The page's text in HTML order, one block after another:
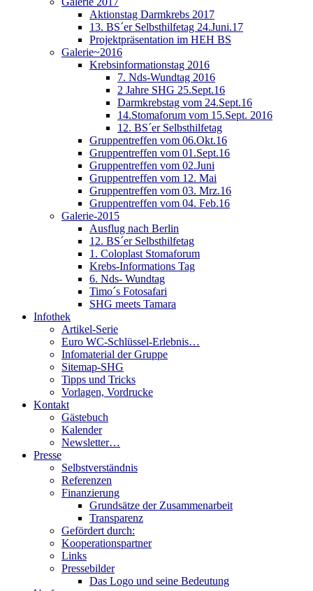
Aktionstag Darmkrebs 2017
13. BS´er Selbsthilfetag 24.Juni.17
Projektpräsentation im HEH BS
Galerie~2016
Krebsinformationstag 2016
7. Nds-Wundtag 2016
2 Jahre SHG 25.Sept.16
Darmkrebstag vom 24.Sept.16
14.Stomaforum vom 15.Sept. 2016
12. BS´er Selbsthilfetag
Gruppentreffen vom 06.Okt.16
Gruppentreffen vom 01.Sept.16
Gruppentreffen vom 02.Juni
Gruppentreffen vom 12. Mai
Gruppentreffen vom 03. Mrz.16
Gruppentreffen vom 04. Feb.16
Galerie-2015
Ausflug nach Berlin
12. BS´er Selbsthilfetag
1. Coloplast Stomaforum
Krebs-Informations Tag
6. Nds- Wundtag
Timo´s Fotosafari
SHG meets Tamara
Infothek
Artikel-Serie
Euro WC-Schlüssel-Erlebnis…
Infomaterial der Gruppe
Sitemap-SHG
Tipps und Tricks
Vorlagen, Vordrucke
Kontakt
Gästebuch
Kalender
Newsletter…
Presse
Selbstverständnis
Referenzen
Finanzierung
Grundsätze der Zusammenarbeit
Transparenz
Gefördert durch:
Kooperationspartner
Links
Pressebilder
Das Logo und seine Bedeutung